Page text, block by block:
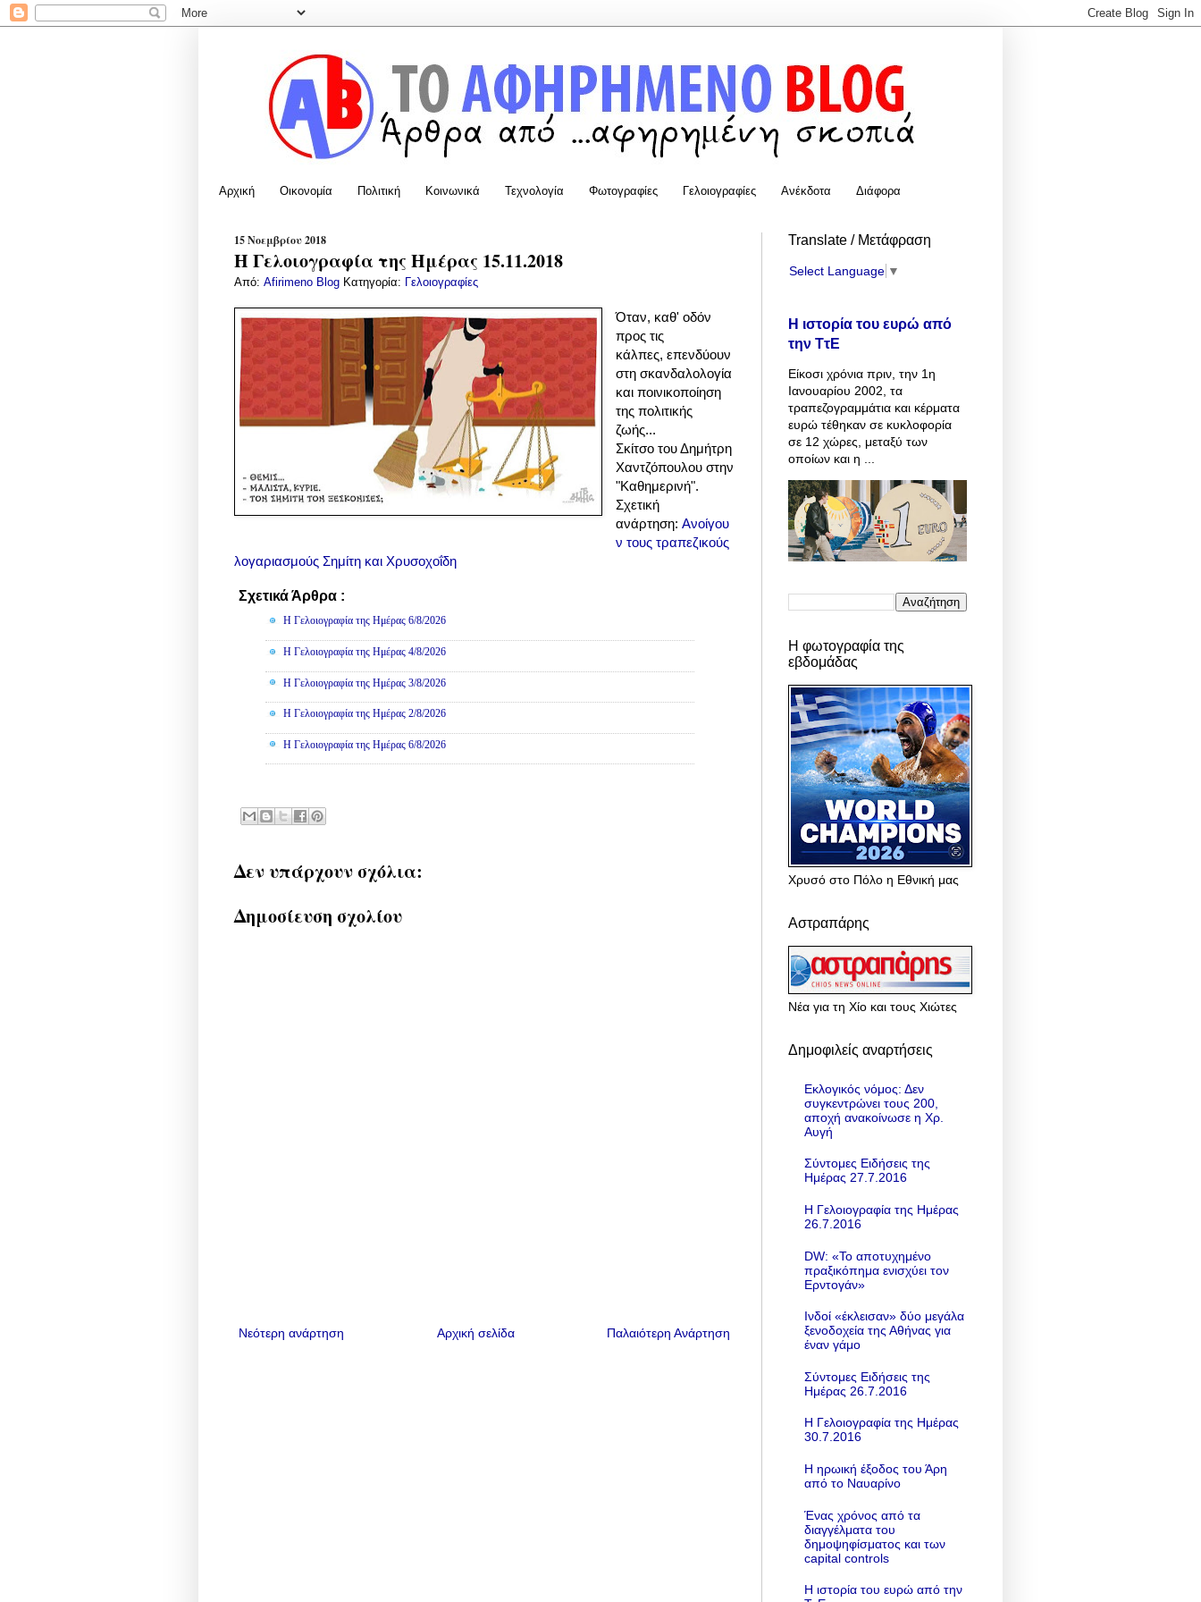
Αρχική Οικονομία Πολιτική Κοινωνικά Τεχνολογία Φωτογραφίες Γελοιογραφίες Ανέκδοτα Διάφορα
15 Νοεμβρίου 2018
Η Γελοιογραφία της Ημέρας 15.11.2018
Από: Afirimeno Blog Κατηγορία: Γελοιογραφίες
Όταν, καθ' οδόν
προς τις
κάλπες,επενδύουν
στησκανδαλολογία
και ποινικοποίηση
της πολιτικής
ζωής...
Σκίτσο του Δημήτρη
Χαντζόπουλου στην
"Καθημερινή".
Σχετική
ανάρτηση:Ανοίγου
ν τους τραπεζικούς
λογαριασμούς Σημίτη και Χρυσοχοΐδη
Σχετικά Άρθρα :
Η Γελοιογραφία της Ημέρας 6/8/2026
Η Γελοιογραφία της Ημέρας 4/8/2026
Η Γελοιογραφία της Ημέρας 3/8/2026
Η Γελοιογραφία της Ημέρας 2/8/2026
Η Γελοιογραφία της Ημέρας 6/8/2026
Δεν υπάρχουν σχόλια:
Δημοσίευση σχολίου
Νεότερη ανάρτηση Παλαιότερη Ανάρτηση
Αρχική σελίδα
Translate / Μετάφραση
Select Language ▼
Η ιστορία του ευρώ από
την ΤτΕ
Είκοσι χρόνια πριν, την 1η
Ιανουαρίου 2002, τα
τραπεζογραμμάτια και κέρματα
ευρώ τέθηκαν σε κυκλοφορία
σε 12 χώρες, μεταξύ των
οποίων και η ...
Η φωτογραφία της
εβδομάδας
Χρυσό στο Πόλο η Εθνική μας
Αστραπάρης
Νέα για τη Χίο και τους Χιώτες
Δημοφιλείς αναρτήσεις
Εκλογικός νόμος: Δεν
συγκεντρώνει τους 200,
αποχή ανακοίνωσε η Χρ.
Αυγή
Σύντομες Ειδήσεις της
Ημέρας 27.7.2016
Η Γελοιογραφία της Ημέρας
26.7.2016
DW: «To αποτυχημένο
πραξικόπημα ενισχύει τον
Ερντογάν»
Ινδοί «έκλεισαν» δύο μεγάλα
ξενοδοχεία της Αθήνας για
έναν γάμο
Σύντομες Ειδήσεις της
Ημέρας 26.7.2016
Η Γελοιογραφία της Ημέρας
30.7.2016
Η ηρωική έξοδος του Άρη
από το Ναυαρίνο
Ένας χρόνος από τα
διαγγέλματα του
δημοψηφίσματος και των
capital controls
Η ιστορία του ευρώ από την